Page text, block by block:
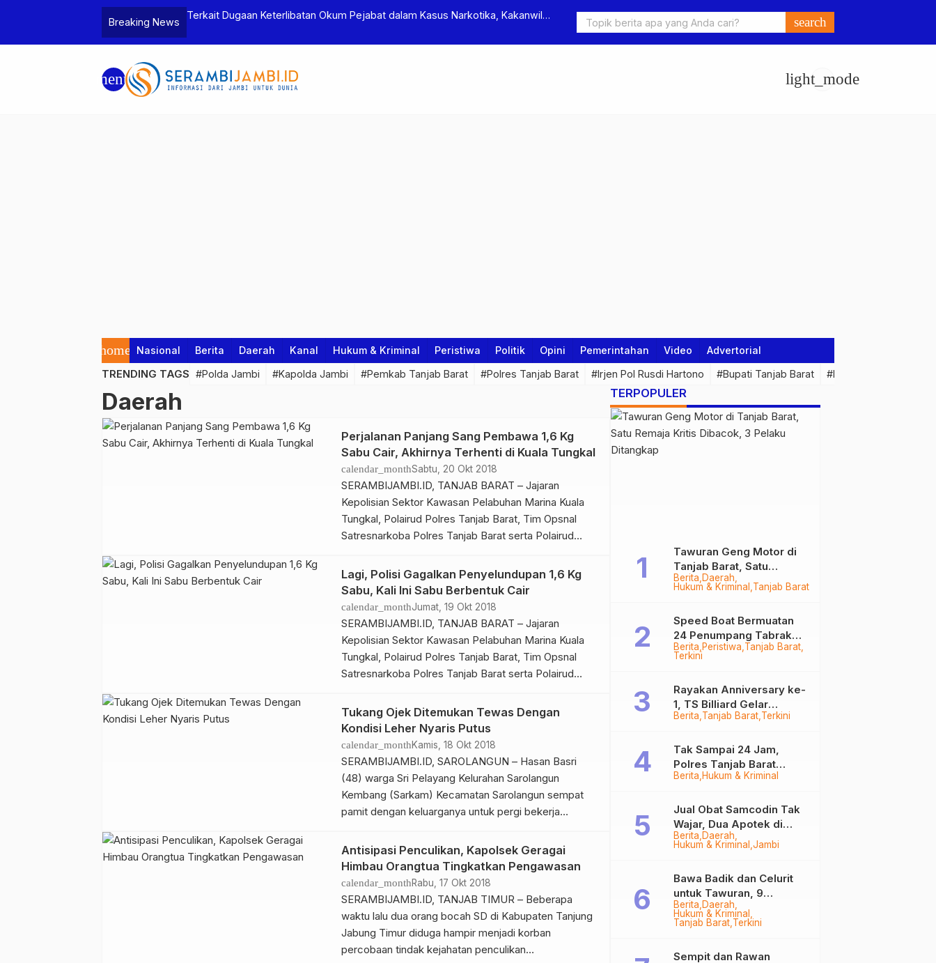
Breaking News
Terkait Dugaan Keterlibatan Okum Pejabat dalam Kasus Narkotika, Kakanwil
Bawa Badik dan Celurit untuk Tawuran, 9 Anggota Geng Motor di Tanjab Barat
Diringkus
search
menu light_mode
home Nasional Berita Daerah Kanal Hukum & Kriminal Peristiwa Politik Opini Pemerintahan Video Advertorial
TRENDING TAGS #Polda Jambi #Kapolda Jambi #Pemkab Tanjab Barat #Polres Tanjab Barat #Irjen Pol Rusdi Hartono #Bupati Tanjab Barat #Pemprov Jambi
Daerah
Perjalanan Panjang Sang Pembawa 1,6 Kg
Sabu Cair, Akhirnya Terhenti di Kuala Tungkal
calendar_monthSabtu, 20 Okt 2018
SERAMBIJAMBI.ID, TANJAB BARAT – Jajaran
Kepolisian Sektor Kawasan Pelabuhan Marina Kuala
Tungkal, Polairud Polres Tanjab Barat, Tim Opsnal
Satresnarkoba Polres Tanjab Barat serta Polairud
orang pelaku penyelundupan narkotika sabu-sabu
yang dari Malaysia. BACA JUGA : Lagi, Polisi Gagalkan
Penyelundupan 1,6 Kg Sabu, Kali Ini Sabu Berbentuk
Cair BACA JUGA […]
Lagi, Polisi Gagalkan Penyelundupan 1,6 Kg
Sabu, Kali Ini Sabu Berbentuk Cair
calendar_monthJumat, 19 Okt 2018
SERAMBIJAMBI.ID, TANJAB BARAT – Jajaran
Kepolisian Sektor Kawasan Pelabuhan Marina Kuala
Tungkal, Polairud Polres Tanjab Barat, Tim Opsnal
Satresnarkoba Polres Tanjab Barat serta Polairud
orang pelaku penyelundupan narkotika sabu-sabu
yang dari Malaysia. BACA JUGA : Polisi Kembali
Amankan 1 Kg Sabu, Kedua Pelaku Terancam
Hukuman Mati “Kali ini pelaku […]
Tukang Ojek Ditemukan Tewas Dengan
Kondisi Leher Nyaris Putus
calendar_monthKamis, 18 Okt 2018
SERAMBIJAMBI.ID, SAROLANGUN – Hasan Basri
(48) warga Sri Pelayang Kelurahan Sarolangun
Kembang (Sarkam) Kecamatan Sarolangun sempat
pamit dengan keluarganya untuk pergi bekerja
merupakan pamit terakhir kalinya, ia sempat dicari
oleh keluarganya. Bukan apa-apa, usai pergi
mengantarkan penumpang ke kebun karet tak pulang
selama dua hari. Merasa ada yang aneh, […]
Antisipasi Penculikan, Kapolsek Geragai
Himbau Orangtua Tingkatkan Pengawasan
calendar_monthRabu, 17 Okt 2018
SERAMBIJAMBI.ID, TANJAB TIMUR – Beberapa
waktu lalu dua orang bocah SD di Kabupaten Tanjung
Jabung Timur diduga hampir menjadi korban
percobaan tindak kejahatan penculikan
TERPOPULER
Berita Daerah
Hukum & Kriminal Tanjab Barat
Tawuran Geng Motor di
Tanjab Barat, Satu
Remaja Kritis Dibacok, 3
Pelaku Ditangkap
Berita Peristiwa Tanjab Barat
Terkini
Speed Boat Bermuatan
24 Penumpang Tabrak
Togok di Kuala Tungkal,
Berita Tanjab Barat Terkini
Rayakan Anniversary ke-
1, TS Billiard Gelar
Turnamen 9 Ball
Berita Hukum & Kriminal
Tak Sampai 24 Jam,
Polres Tanjab Barat
Ringkus Komplotan
Tungkal
Berita Daerah
Hukum & Kriminal Jambi
Jual Obat Samcodin Tak
Wajar, Dua Apotek di
Tanjab Barat Disegel
Berita Daerah
Hukum & Kriminal
Tanjab Barat Terkini
Bawa Badik dan Celurit
untuk Tawuran, 9
Anggota Geng Motor di
Tanjab Barat Diringkus
Sempit dan Rawan